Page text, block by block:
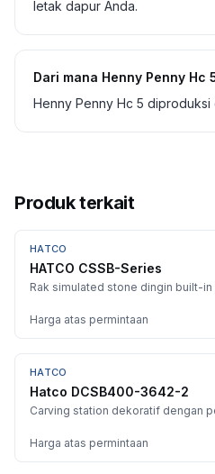
letak dapur Anda.
Dari mana Henny Penny Hc
Henny Penny Hc 5
Produk terkait
HATCO
HATCO CSSB-Series
Rak simulated stone dingin built-in
Harga atas permintaan
HATCO
Hatco DCSB400-3642-2
Carving station dekoratif dengan
Harga atas permintaan